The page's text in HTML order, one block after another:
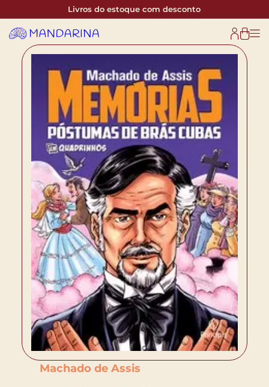
Livros do estoque com desconto
Machado de Assis